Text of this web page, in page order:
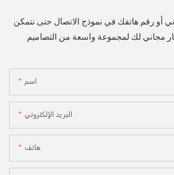
أو رقم هاتفك في نموذج الاتصال حتى نتمكن
مجاني لك لمجموعة واسعة من التصاميم
اسم
البريد الإلكتروني
هاتف